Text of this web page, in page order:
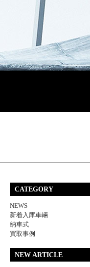
CATEGORY
NEWS
新着入庫車輛
納車式
買取事例
NEW ARTICLE